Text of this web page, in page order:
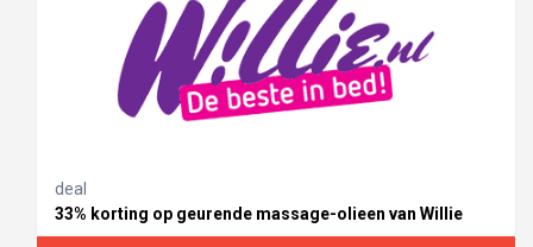
deal
33% korting op geurende massage-olieen van Willie